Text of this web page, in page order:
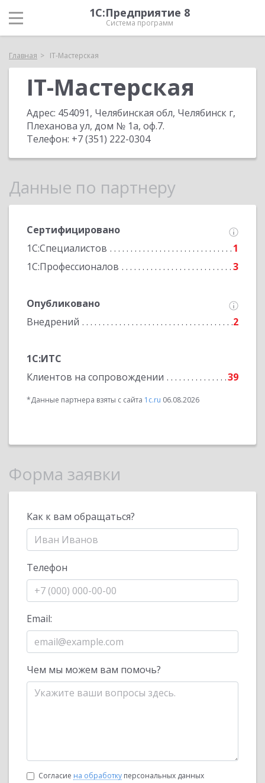
1С:Предприятие 8
Система программ
Главная IT-Мастерская
IT-Мастерская
Адрес: 454091, Челябинская обл, Челябинск г,
Плеханова ул, дом № 1а, оф.7.
Телефон: +7 (351) 222-0304
Данные по партнеру
Сертифицировано
1С:Специалистов
1
1С:Профессионалов
3
Опубликовано
Внедрений
2
1С:ИТС
Клиентов на сопровождении
39
*Данные партнера взяты с сайта 1c.ru 06.08.2026
Форма заявки
Как к вам обращаться?
Телефон
Email:
Чем мы можем вам помочь?
Согласие на обработку персональных данных